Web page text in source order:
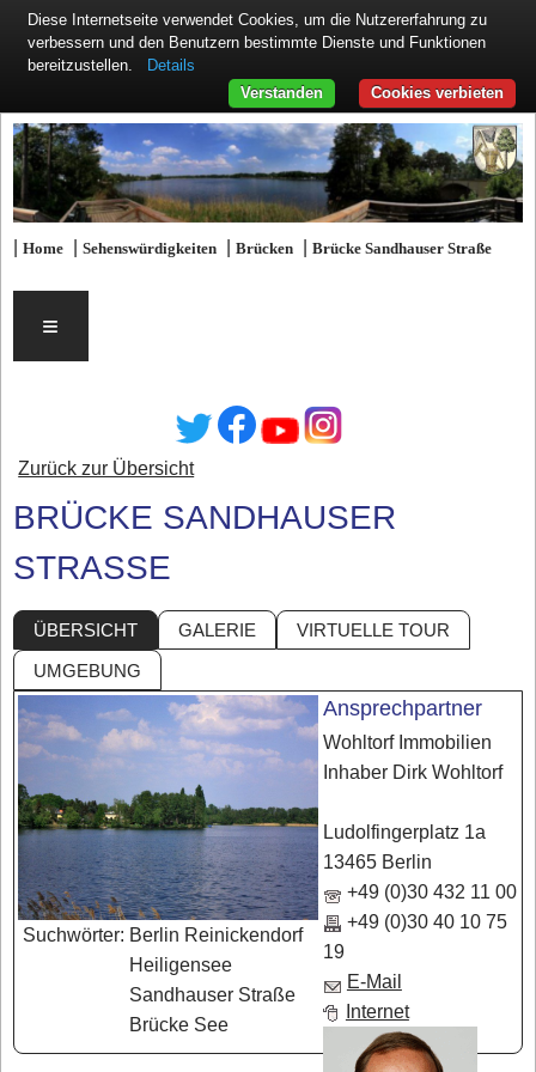
|Home |Sehenswürdigkeiten |Brücken |Brücke Sandhauser Straße
≡
Zurück zur Übersicht
BRÜCKE SANDHAUSER
STRASSE
ÜBERSICHT GALERIE
VIRTUELLE TOUR
UMGEBUNG
Ansprechpartner
Wohltorf Immobilien
Inhaber Dirk Wohltorf
Ludolfingerplatz 1a
13465 Berlin
+49 (0)30 432 11 00
+49 (0)30 40 10 75
19
E-Mail
Internet
Suchwörter: Berlin Reinickendorf
Heiligensee
Sandhauser Straße
Brücke See
Diese Internetseite verwendet Cookies, um die Nutzererfahrung zu
verbessern und den Benutzern bestimmte Dienste und Funktionen
bereitzustellen.
Details
Cookies verbieten
Verstanden